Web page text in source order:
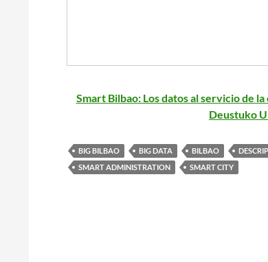
Smart Bilbao: Los datos al servicio de
Deustuko
BIG BILBAO BIG DATA BILBAO
SMART ADMINISTRATION
SMART CITY